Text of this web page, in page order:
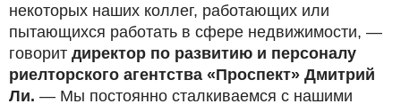
некоторых наших коллег, работающих или
пытающихся работать в сфере недвижимости, —
говорит директор по развитию и персоналу
риелторского агентства «Проспект» Дмитрий
Ли. — Мы постоянно сталкиваемся с нашими